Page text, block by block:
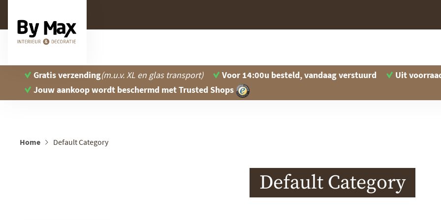
Gratis verzending(m.u.v. XL en glas transport) Voor 14:00u besteld, vandaag verstuurd
Uit
Jouw aankoop wordt beschermd met Trusted Shops
Home Default Category
Default Category